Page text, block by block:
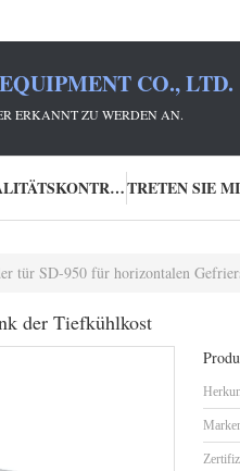
CO., LTD.
ERKANNT ZU WERDEN AN.
QUALITÄTSKONTROLLE
tür SD-950 für horizontalen
der Tiefkühlkost